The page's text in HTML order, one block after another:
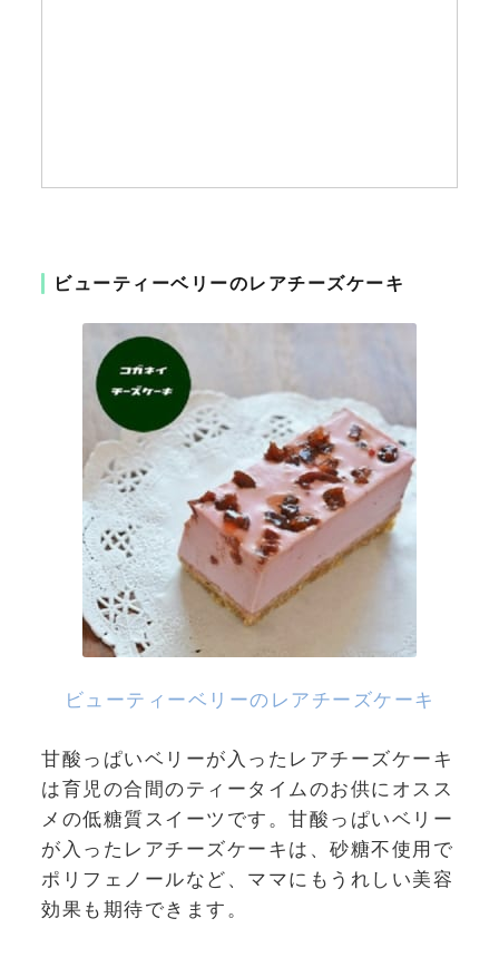
ビューティーベリーのレアチーズケーキ
ビューティーベリーのレアチーズケーキ
甘酸っぱいベリーが入ったレアチーズケーキ
は育児の合間のティータイムのお供にオスス
メの低糖質スイーツです。甘酸っぱいベリー
が入ったレアチーズケーキは、砂糖不使用で
ポリフェノールなど、ママにもうれしい美容
効果も期待できます。